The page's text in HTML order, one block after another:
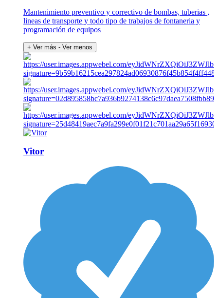
Mantenimiento preventivo y correctivo de bombas, tuberias ,
lineas de transporte y todo tipo de trabajos de fontaneria y
programación de equipos
+ Ver más - Ver menos
Vitor